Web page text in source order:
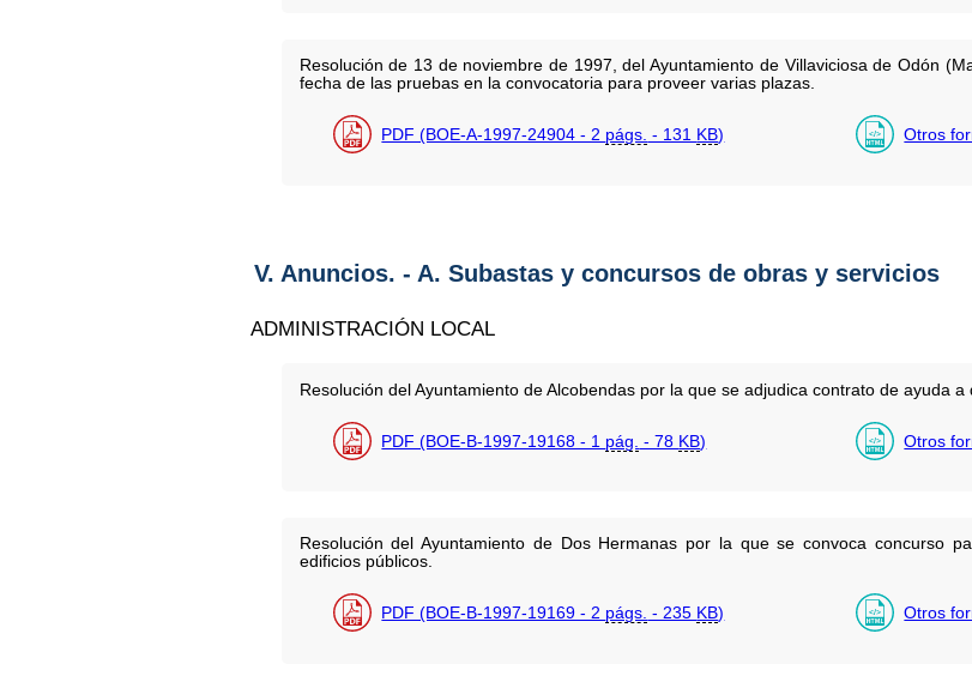
Resolución de 13 de noviembre de 1997, del Ayuntamiento de Villaviciosa de Odón
fecha de las pruebas en la convocatoria para proveer varias plazas.
PDF (BOE-A-1997-24904 - 2 págs. - 131 KB) Otros
V. Anuncios. - A. Subastas y concursos de obras y servicios
ADMINISTRACIÓN LOCAL
Resolución del Ayuntamiento de Alcobendas por la que se adjudica contrato de ayuda a
PDF (BOE-B-1997-19168 - 1 pág. - 78 KB) Otros
Resolución del Ayuntamiento de Dos Hermanas por la que se convoca concurso
edificios públicos.
PDF (BOE-B-1997-19169 - 2 págs. - 235 KB) Otros